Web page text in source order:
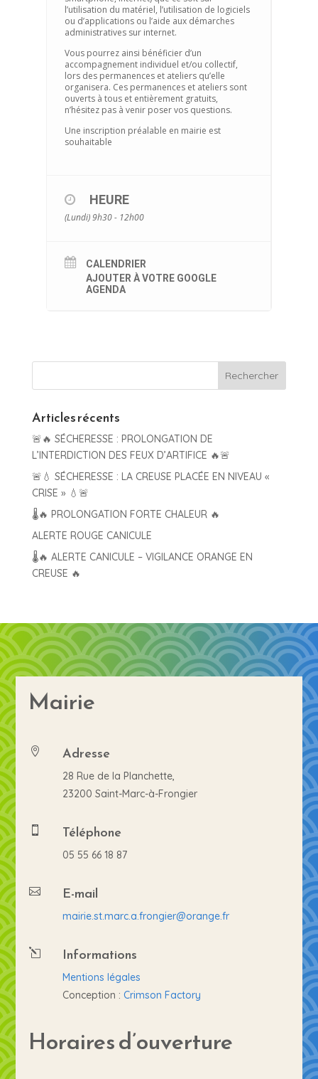
l’utilisation du matériel, l’utilisation de logiciels
ou d’applications ou l’aide aux démarches
administratives sur internet.
Vous pourrez ainsi bénéficier d’un
accompagnement individuel et/ou collectif,
lors des permanences et ateliers qu’elle
organisera. Ces permanences et ateliers sont
ouverts à tous et entièrement gratuits,
n’hésitez pas à venir poser vos questions.
Une inscription préalable en mairie est
souhaitable
HEURE
(Lundi) 9h30 - 12h00
CALENDRIER
AJOUTER À VOTRE GOOGLE
AGENDA
Articles récents
🚨🔥 SÉCHERESSE : PROLONGATION DE
L’INTERDICTION DES FEUX D’ARTIFICE 🔥🚨
🚨💧 SÉCHERESSE : LA CREUSE PLACÉE EN NIVEAU «
CRISE » 💧🚨
🌡️🔥 PROLONGATION FORTE CHALEUR 🔥
ALERTE ROUGE CANICULE
🌡️🔥 ALERTE CANICULE – VIGILANCE ORANGE EN
CREUSE 🔥
Mairie
 Adresse
28 Rue de la Planchette,
23200 Saint-Marc-à-Frongier
 Téléphone
05 55 66 18 87
 E-mail
mairie.st.marc.a.frongier@orange.fr
l Informations
Mentions légales
Conception : Crimson Factory
Horaires d’ouverture